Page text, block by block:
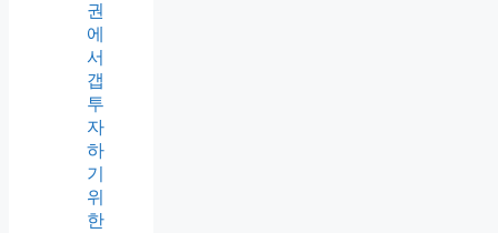
적
게
으
름
과
무
분
별
한
검